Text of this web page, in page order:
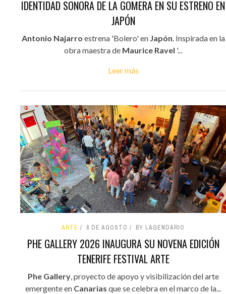
IDENTIDAD SONORA DE LA GOMERA EN SU ESTRENO EN
JAPÓN
Antonio Najarro estrena 'Bolero' en Japón. Inspirada en la
obra maestra de Maurice Ravel '...
Leer más
ARTE 8 DE AGOSTO BY LAGENDARIO
PHE GALLERY 2026 INAUGURA SU NOVENA EDICIÓN
TENERIFE FESTIVAL ARTE
Phe Gallery, proyecto de apoyo y visibilización del arte
emergente en Canarias que se celebra en el marco de la...